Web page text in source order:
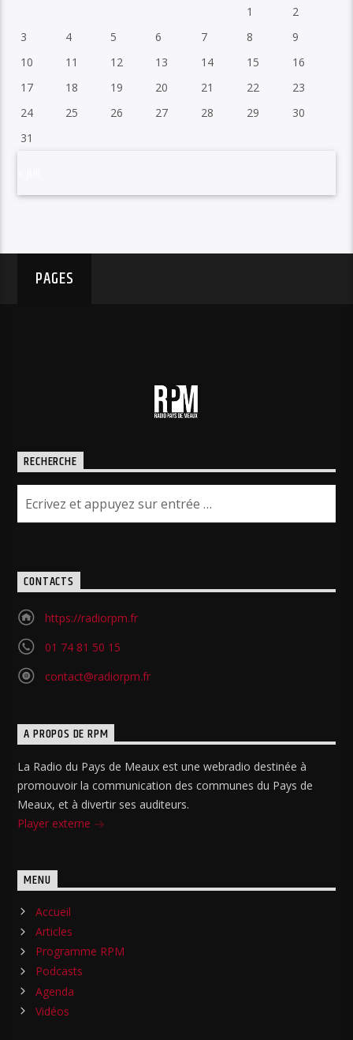
1
2
3
4 5 6 7 8
9
10
11 12 13 14 15
16
17
18 19 20 21 22
23
24
25 26 27 28 29
30
31
PAGES
RECHERCHE
CONTACTS
https://radiorpm.fr
01 74 81 50 15
contact@radiorpm.fr
A PROPOS DE RPM
La Radio du Pays de Meaux est une webradio destinée à
promouvoir la communication des communes du Pays de
Meaux, et à divertir ses auditeurs.
Player externe
MENU
Accueil
Articles
Programme RPM
Podcasts
Agenda
Vidéos